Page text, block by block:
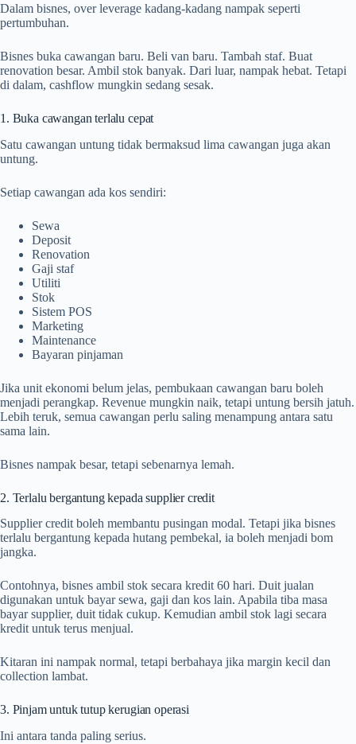
Dalam bisnes, over leverage kadang-kadang nampak seperti
pertumbuhan.
Bisnes buka cawangan baru. Beli van baru. Tambah staf. Buat
renovation besar. Ambil stok banyak. Dari luar, nampak hebat. Tetapi
di dalam, cashflow mungkin sedang sesak.
1. Buka cawangan terlalu cepat
Satu cawangan untung tidak bermaksud lima cawangan juga akan
untung.
Setiap cawangan ada kos sendiri:
Sewa
Deposit
Renovation
Gaji staf
Utiliti
Stok
Sistem POS
Marketing
Maintenance
Bayaran pinjaman
Jika unit ekonomi belum jelas, pembukaan cawangan baru boleh
menjadi perangkap. Revenue mungkin naik, tetapi untung bersih jatuh.
Lebih teruk, semua cawangan perlu saling menampung antara satu
sama lain.
Bisnes nampak besar, tetapi sebenarnya lemah.
2. Terlalu bergantung kepada supplier credit
Supplier credit boleh membantu pusingan modal. Tetapi jika bisnes
terlalu bergantung kepada hutang pembekal, ia boleh menjadi bom
jangka.
Contohnya, bisnes ambil stok secara kredit 60 hari. Duit jualan
digunakan untuk bayar sewa, gaji dan kos lain. Apabila tiba masa
bayar supplier, duit tidak cukup. Kemudian ambil stok lagi secara
kredit untuk terus menjual.
Kitaran ini nampak normal, tetapi berbahaya jika margin kecil dan
collection lambat.
3. Pinjam untuk tutup kerugian operasi
Ini antara tanda paling serius.